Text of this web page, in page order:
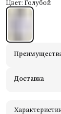
Цвет: Голубой
Оплата —
Доставка